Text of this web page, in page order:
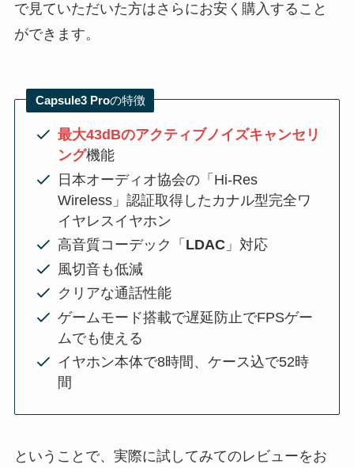
で見ていただいた方はさらにお安く購入すること
ができます。
Capsule3 Proの特徴
最大43dBのアクティブノイズキャンセリ
ング機能
日本オーディオ協会の「Hi-Res
Wireless」認証取得したカナル型完全ワ
イヤレスイヤホン
高音質コーデック「 LDAC」対応
風切音も低減
クリアな通話性能
ゲームモード搭載で遅延防止でFPSゲー
ムでも使える
イヤホン本体で8時間、ケース込で52時
間
ということで、実際に試してみてのレビューをお